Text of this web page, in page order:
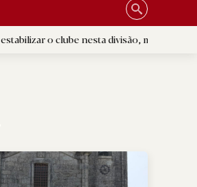
nesta divisão, mas sem perder ambição»